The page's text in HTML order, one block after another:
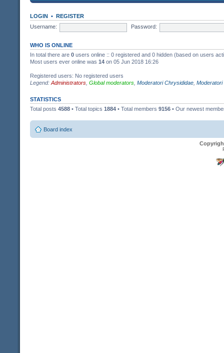
LOGIN • REGISTER
Username:
Password:
WHO IS ONLINE
In total there are 0 users online :: 0 registered and 0 hidden (based on users
Most users ever online was 14 on 05 Jun 2018 16:26
Registered users: No registered users
Legend: Administrators Global moderators Moderatori Chrysididae
STATISTICS
Total posts 4588 • Total topics 1884 • Total members 9156 • Our newest
Board index